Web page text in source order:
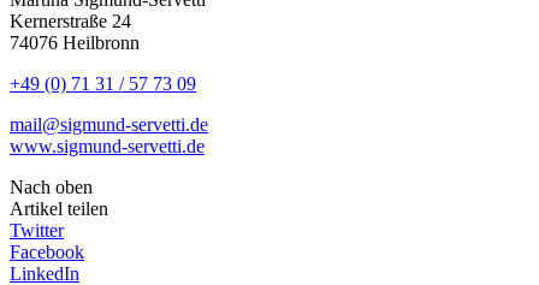
Kernerstraße 24
74076 Heilbronn
+49 (0) 71 31 / 57 73 09
mail@sigmund-servetti.de
www.sigmund-servetti.de
Nach oben
Artikel teilen
Twitter
Facebook
LinkedIn